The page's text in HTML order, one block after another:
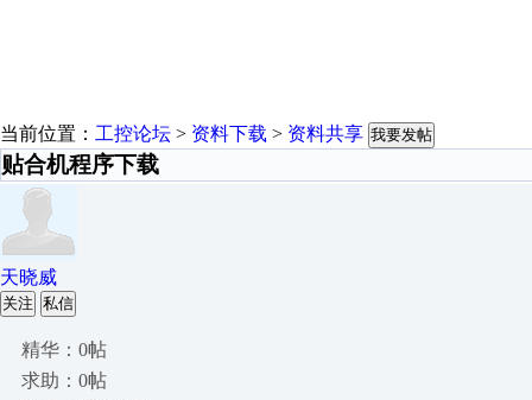
当前位置： 工控论坛 > 资料下载 > 资料共享 我要发帖
贴合机程序下载
天晓威
关注 私信
精华：0帖
求助：0帖